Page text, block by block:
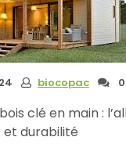
biocopac
clé en main :
durabilité